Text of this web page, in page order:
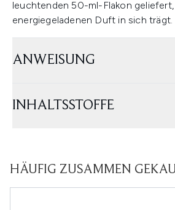
leuchtenden 50-ml-Flakon geliefert,
energiegeladenen Duft in sich trägt.
ANWEISUNG
INHALTSSTOFFE
HÄUFIG ZUSAMMEN